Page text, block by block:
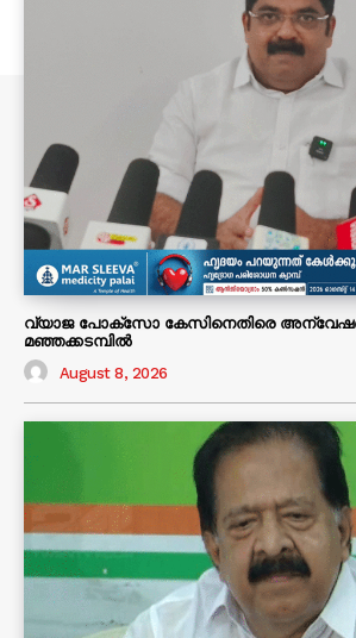
വ്യാജ പോക്സോ കേസിനെതിരെ
മഞ്ഞക്കടമ്പിൽ
August 8, 2026